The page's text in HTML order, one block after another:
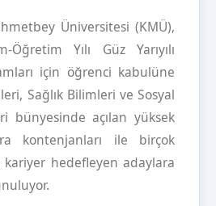
Üniversitesi (KMÜ),
Öğretim Yılı Güz Yarıyılı
için öğrenci kabulüne
Sağlık Bilimleri ve Sosyal
bünyesinde açılan yüksek
kontenjanları ile birçok
hedefleyen adaylara